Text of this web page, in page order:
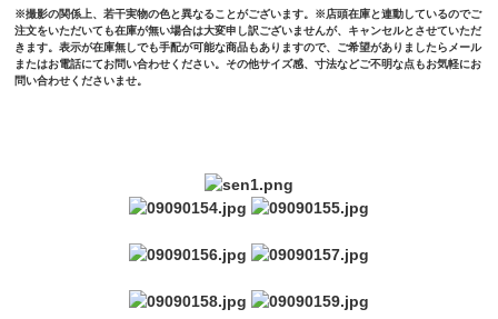
※撮影の関係上、若干実物の色と異なることがございます。※店頭在庫と連動しているのでご
注文をいただいても在庫が無い場合は大変申し訳ございませんが、キャンセルとさせていただ
きます。表示が在庫無しでも手配が可能な商品もありますので、ご希望がありましたらメール
またはお電話にてお問い合わせください。その他サイズ感、寸法などご不明な点もお気軽にお
問い合わせくださいませ。